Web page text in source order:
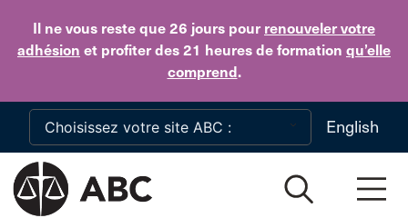
Il ne vous reste que 26 jours pour renouveler votre
adhésion et profiter des 21 heures de formation qu’elle
comprend.
Skip to main content
English